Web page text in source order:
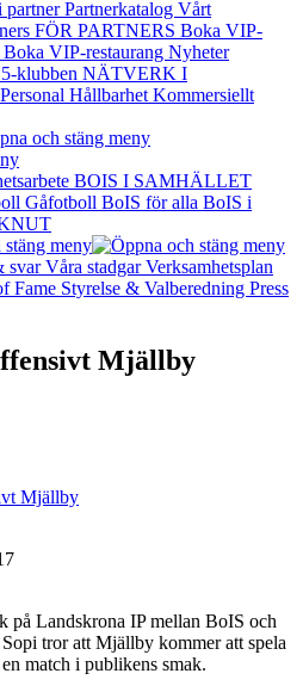
partnerPartnerkatalog Vårt
FÖR PARTNERS Boka VIP-
Boka VIP-restaurang Nyheter
klubben NÄTVERK I
Hållbarhet Kommersiellt
BOIS I SAMHÄLLET
Gåfotboll BoIS för alla BoIS i
svarVåra stadgarVerksamhetsplan
Fame Styrelse & Valberedning Press
Mjällby
Mjällby
på Landskrona IP mellan BoIS och
tror att Mjällby kommer att spela
match i publikens smak.